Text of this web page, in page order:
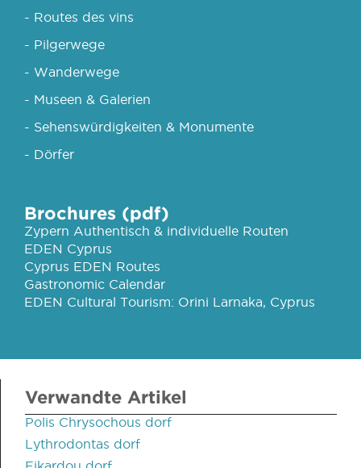
- Routes des vins
- Pilgerwege
- Wanderwege
- Museen & Galerien
- Sehenswürdigkeiten & Monumente
- Dörfer
Brochures (pdf)
Zypern Authentisch & individuelle Routen
EDEN Cyprus
Cyprus EDEN Routes
Gastronomic Calendar
EDEN Cultural Tourism: Orini Larnaka, Cyprus
Verwandte Artikel
Polis Chrysochous dorf
Lythrodontas dorf